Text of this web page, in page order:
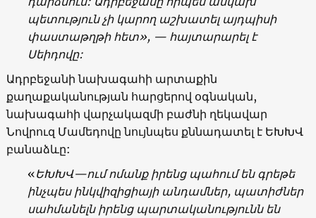
պետություն չի կարող աշխատել այդպիսի
փաստաթղթի հետ», — հայտարարել է
Սեիդովը:
Ադրբեջանի նախագահի արտաքին
քաղաքականության հարցերով օգնական,
նախագահի վարչակազմի բաժնի ղեկավար
Նովրուզ Մամեդովը նույնպես քննադատել է ԵԽԽՎ
բանաձևը:
«ԵԽԽՎ—ում ոմանք իրենց պահում են գրեթե
ինչպես ինկվիզիցիայի անդամներ, պատիժներ
սահմանելն իրենց պարտականությունն են